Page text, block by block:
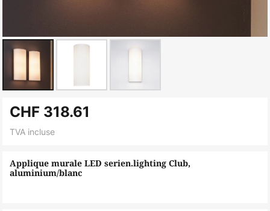
to
the
of
the
Applique murale LED serien.lighting Club,
aluminium/blanc
CHF 318.61
TVA incluse